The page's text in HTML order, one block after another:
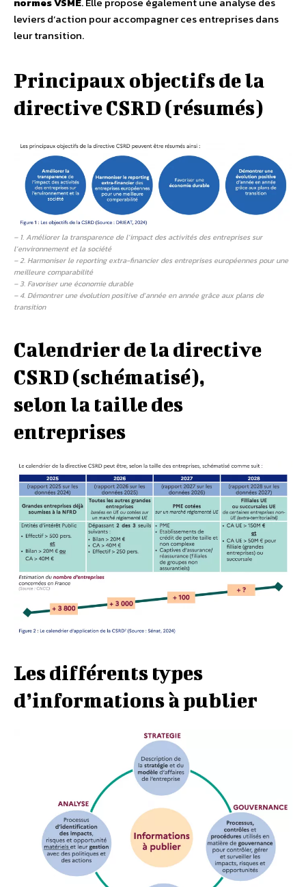
leviers d’action pour accompagner ces entreprises dans
leur transition.
Principaux objectifs de la
directive CSRD (résumés)
– 1. Améliorer la transparence de l’impact des activités des entreprises sur
l’environnement et la société
– 2. Harmoniser le reporting extra-financier des entreprises européennes pour une
meilleure comparabilité
– 3. Favoriser une économie durable
– 4. Démontrer une évolution positive d’année en année grâce aux plans de
transition
Calendrier de la directive
CSRD (schématisé),
selon la taille des
entreprises
Les différents types
d’informations à publier